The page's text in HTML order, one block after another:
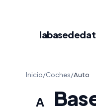
Inicio/Coches/Auto
A